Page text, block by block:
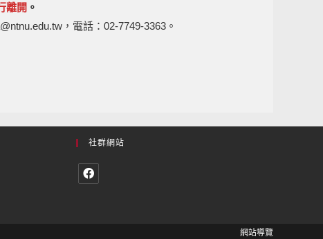
離開 。
，電話：02-7749-3363。
社群網站
網站導覽